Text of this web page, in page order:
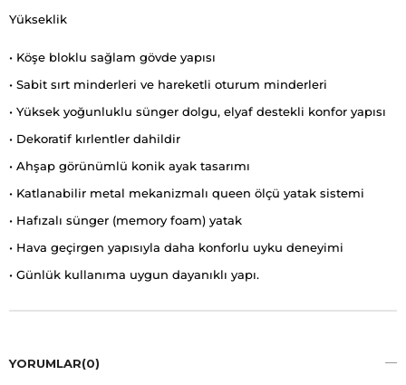
Yükseklik
• Köşe bloklu sağlam gövde yapısı
• Sabit sırt minderleri ve hareketli oturum minderleri
• Yüksek yoğunluklu sünger dolgu, elyaf destekli konfor yapısı
• Dekoratif kırlentler dahildir
• Ahşap görünümlü konik ayak tasarımı
• Katlanabilir metal mekanizmalı queen ölçü yatak sistemi
• Hafızalı sünger (memory foam) yatak
• Hava geçirgen yapısıyla daha konforlu uyku deneyimi
• Günlük kullanıma uygun dayanıklı yapı.
YORUMLAR(0)